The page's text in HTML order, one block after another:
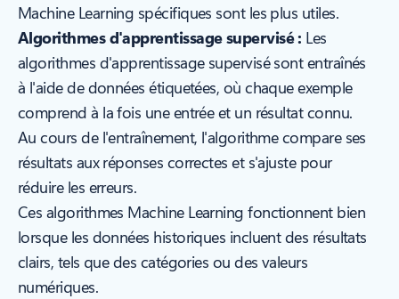
Machine Learning spécifiques sont les plus utiles.
Algorithmes d'apprentissage supervisé : Les
algorithmes d'apprentissage supervisé sont entraînés
à l'aide de données étiquetées, où chaque exemple
comprend à la fois une entrée et un résultat connu.
Au cours de l'entraînement, l'algorithme compare ses
résultats aux réponses correctes et s'ajuste pour
réduire les erreurs.
Ces algorithmes Machine Learning fonctionnent bien
lorsque les données historiques incluent des résultats
clairs, tels que des catégories ou des valeurs
numériques.